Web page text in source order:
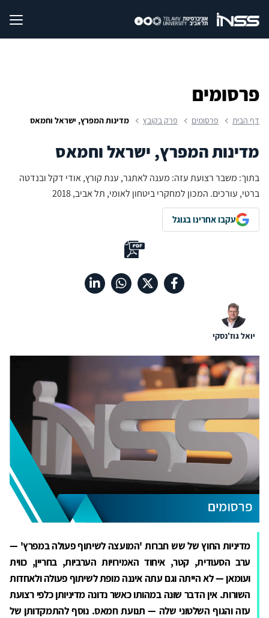
פרסומים
דף הבית פרסומים פרק בקובץ מדינות המפרץ, ישראל וחמאס
מדינות המפרץ, ישראל וחמאס
בתוך: משבר רצועת עזה: מענה לאתגר, ענת קורץ, אודי דקל ובנדטה
ברטי, עורכים. המכון למחקרי ביטחון לאומי, תל אביב, 2018
עקבו אחרינו בגוגל
יואל גוז'נסקי
מדיניות החוץ של שש חברות 'המועצה לשיתוף פעולה במפרץ' —
ערב הסעודית, קטר, איחוד האמירויות הערביות, בחריין, כווית
ועומאן — לא הייתה וגם עתה איננה מופת לשיתוף פעולה ולאחדות
השורות. אין הדבר שונה במהותו כאשר נדונה מדיניותן כלפי רצועת
עזה והגוף השלטוני שלה — תנועת חמאס. נוסף להתמקדותן של